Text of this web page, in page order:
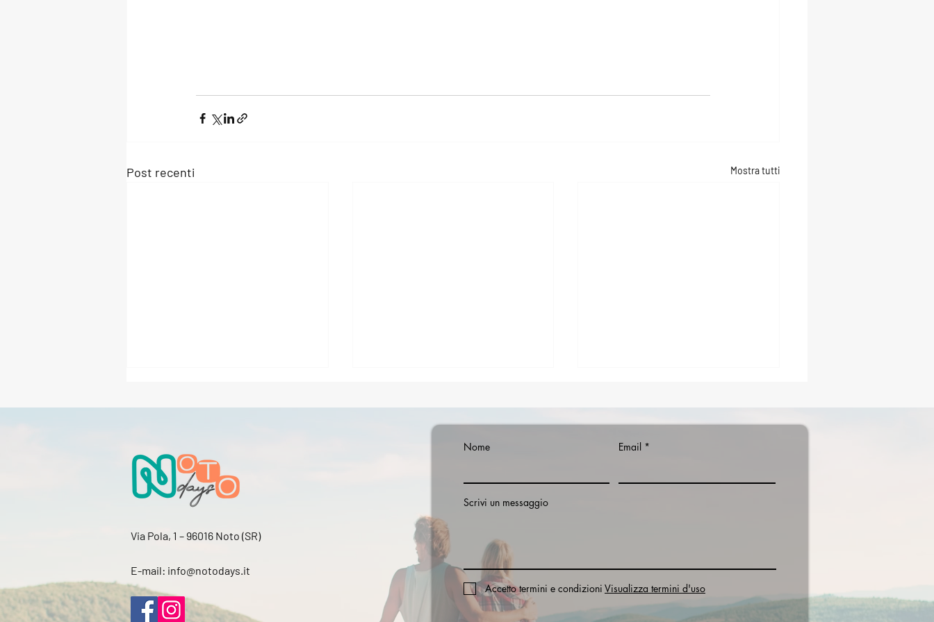
Post recenti Mostra tutti
Noto Moda Fashion Week
Couture Gala in Piazza
Codex Festival 2026 a Noto:
programma, date e artisti
Via Pola, 1 – 96016 Noto (SR)
E-mail: info@notodays.it
Nome Email
Scrivi un messaggio
Accetto termini e condizioni Visualizza termini d'uso